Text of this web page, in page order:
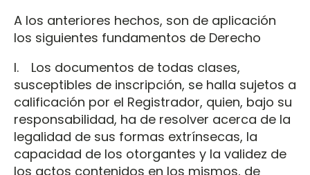
A los anteriores hechos, son de aplicación
los siguientes fundamentos de Derecho
I. Los documentos de todas clases,
susceptibles de inscripción, se halla sujetos a
calificación por el Registrador, quien, bajo su
responsabilidad, ha de resolver acerca de la
legalidad de sus formas extrínsecas, la
capacidad de los otorgantes y la validez de
los actos contenidos en los mismos, de